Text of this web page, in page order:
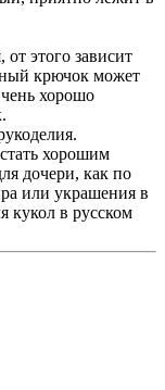
этого зависит
крючок может
хорошо
хорошим
дочери, как по
или украшения в
кукол в русском